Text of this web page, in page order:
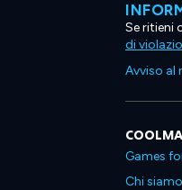
Se ritieni
di
Avviso al
Games
Chi siamo